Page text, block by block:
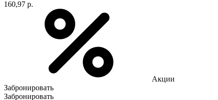
160,97 р.
Акции
Забронировать
Забронировать